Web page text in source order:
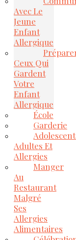
Avec Le
Jeune
Enfant
Allergique
Ceux Qui
Gardent
Votre
Enfant
Allergique
École
Garderie
Adultes Et
Allergies
Manger
Au
Restaurant
Malgré
Ses
Allergies
Alimentaires